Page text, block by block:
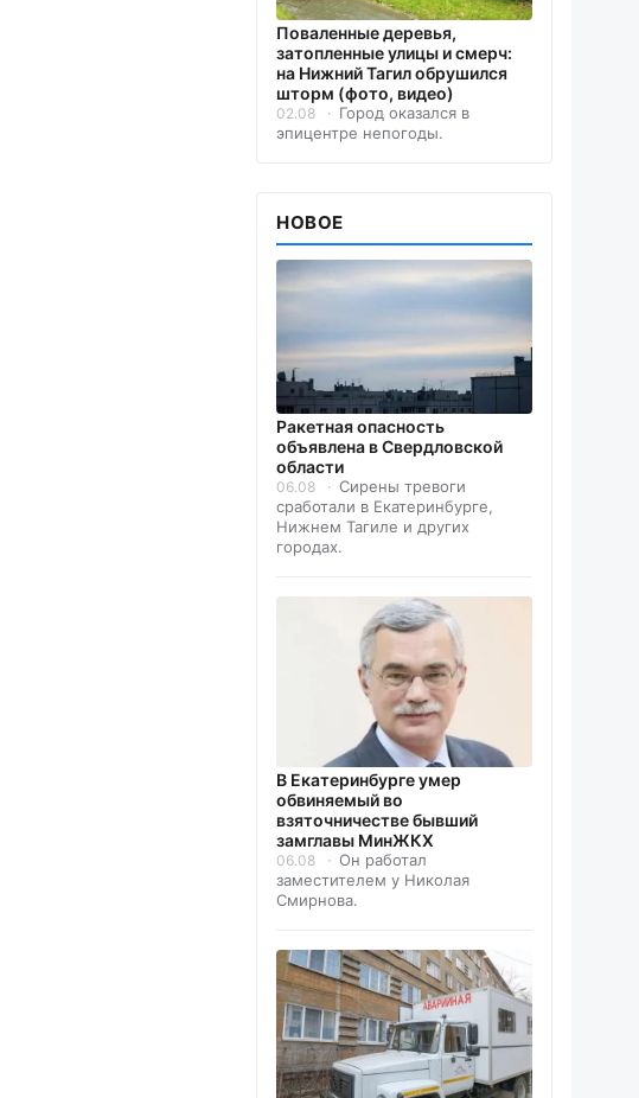
Поваленные деревья,
затопленные улицы и смерч:
на Нижний Тагил обрушился
шторм (фото, видео)
02.08
Город оказался в
эпицентре непогоды.
НОВОЕ
️Ракетная опасность
объявлена в Свердловской
области
06.08
Сирены тревоги
сработали в Екатеринбурге,
Нижнем Тагиле и других
городах.
В Екатеринбурге умер
обвиняемый во
взяточничестве бывший
замглавы МинЖКХ
06.08
Он работал
заместителем у Николая
Смирнова.